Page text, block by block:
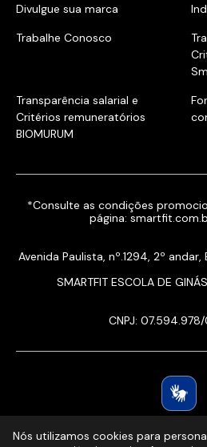
Divulgue sua marca
Trabalhe Conosco
Transparência salarial e
Critérios remuneratórios
BIOMURUM
*Consulte as condições
página:
Avenida Paulista, nº.1294, 2º andar,
SMARTFIT ESCOLA DE
CNPJ:
Nós utilizamos cookies para